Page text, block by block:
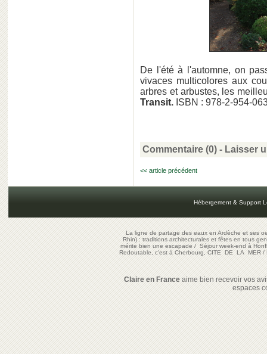
De l'été à l'automne, on
vivaces multicolores aux
arbres et arbustes, les
Transit. ISBN : 978-2-954-
Commentaire (0) - Laisser
<< article précédent
Hébergement & Support
La ligne de partage des eaux en Ardèche et ses
Rhin) : traditions architecturales et fêtes en tous
mérite bien une escapade/Séjour week-end à
Redoutable, c'est à Cherbourg, CITE DE LA MER/
Claire en Franceaime bien recevoir vos
espaces